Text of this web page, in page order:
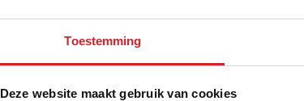
Toestemming
Deze website maakt gebruik van cookies
27 januari 2022| 4 min